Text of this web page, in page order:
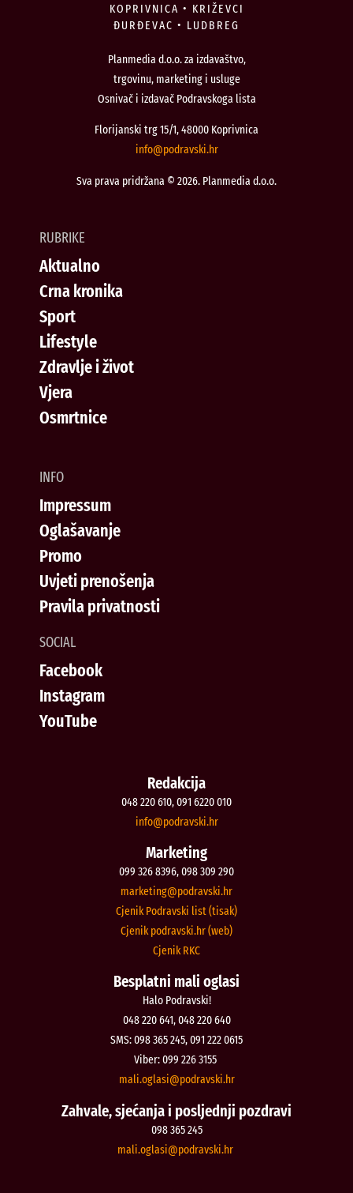
KOPRIVNICA • KRIŽEVCI
ĐURĐEVAC • LUDBREG
Planmedia d.o.o. za izdavaštvo,
trgovinu, marketing i usluge
Osnivač i izdavač Podravskoga lista
Florijanski trg 15/1, 48000 Koprivnica
rh.iksvardop
@ofni
Sva prava pridržana © 2026. Planmedia d.o.o.
RUBRIKE
Aktualno
Crna kronika
Sport
Lifestyle
Zdravlje i život
Vjera
Osmrtnice
INFO
Impressum
Oglašavanje
Promo
Uvjeti prenošenja
Pravila privatnosti
SOCIAL
Facebook
Instagram
YouTube
Redakcija
048 220 610, 091 6220 010
rh.iksvardop
@ofni
Marketing
099 326 8396, 098 309 290
rh.iksvardop
@gnitekram
Cjenik Podravski list (tisak)
Cjenik podravski.hr (web)
Cjenik RKC
Besplatni mali oglasi
Halo Podravski!
048 220 641, 048 220 640
SMS: 098 365 245, 091 222 0615
Viber: 099 226 3155
rh.iksvardop
@isalgo.ilam
Zahvale, sjećanja i posljednji pozdravi
098 365 245
rh.iksvardop
@isalgo.ilam